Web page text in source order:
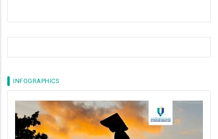
INFOGRAPHICS